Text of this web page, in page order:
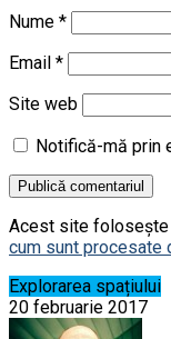
Nume *
Email *
Site web
Notifică-mă prin
Acest site folosește
cum sunt procesate
Explorarea spațiului
20 februarie 2017